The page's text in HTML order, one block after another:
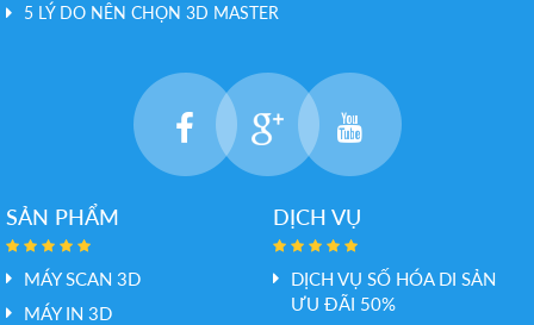
5 LÝ DO NÊN CHỌN 3D MASTER
SẢN PHẨM
MÁY SCAN 3D
MÁY IN 3D
DỊCH VỤ
DỊCH VỤ SỐ HÓA DI SẢN
ƯU ĐÃI 50%